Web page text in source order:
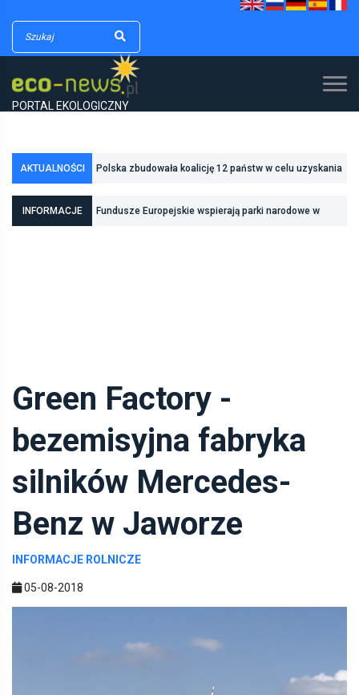
PORTAL EKOLOGICZNY
AKTUALNOŚCI
Poznań zwiększa odporność na zmiany klimatu dzięki
inwestycjom w zielono-niebieską infrastrukturę
dodatkowych środków na inwestycje w transformację
INFORMACJE Fundusze Europejskie wspierają parki narodowe w
Green Factory -
bezemisyjna fabryka
silników Mercedes-
Benz w Jaworze
INFORMACJE ROLNICZE
05-08-2018